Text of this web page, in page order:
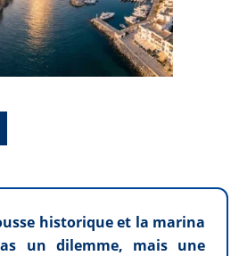
historique et la marina
un dilemme, mais une